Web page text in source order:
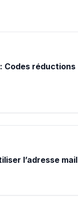
Codes
l’adresse